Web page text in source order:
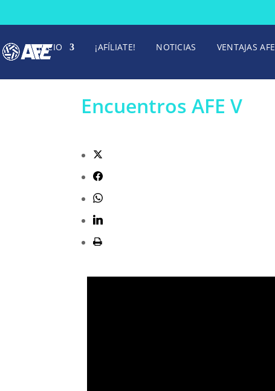
INICIO ¡AFÍLIATE! NOTICIAS VENTAJAS AFE
Encuentros AFE V